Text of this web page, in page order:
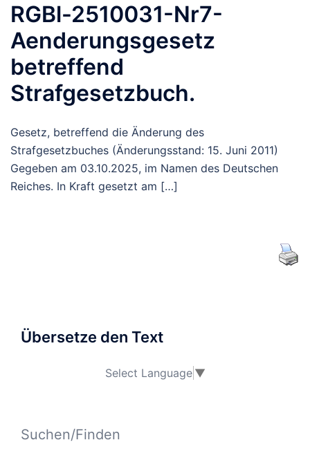
RGBl-2510031-Nr7-
Aenderungsgesetz
betreffend
Strafgesetzbuch.
Gesetz, betreffend die Änderung des
Strafgesetzbuches (Änderungsstand: 15. Juni 2011)
Gegeben am 03.10.2025, im Namen des Deutschen
Reiches. In Kraft gesetzt am […]
Übersetze den Text
Select Language ▼
Suchen/Finden